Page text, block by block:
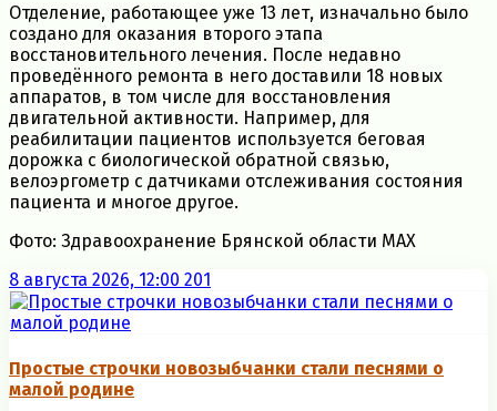
Отделение, работающее уже 13 лет, изначально было
создано для оказания второго этапа
восстановительного лечения. После недавно
проведённого ремонта в него доставили 18 новых
аппаратов, в том числе для восстановления
двигательной активности. Например, для
реабилитации пациентов используется беговая
дорожка с биологической обратной связью,
велоэргометр с датчиками отслеживания состояния
пациента и многое другое.
Фото: Здравоохранение Брянской области МАХ
8 августа 2026, 12:00 201
Простые строчки новозыбчанки стали песнями о
малой родине